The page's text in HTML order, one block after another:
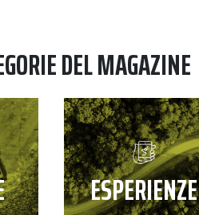
DEL MAGAZINE
ESPERIENZE